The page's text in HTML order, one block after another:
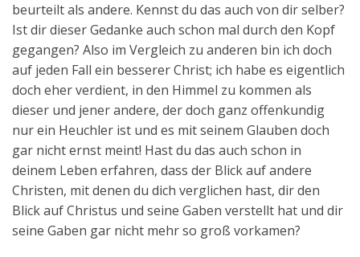
beurteilt als andere. Kennst du das auch von dir selber?
Ist dir dieser Gedanke auch schon mal durch den Kopf
gegangen? Also im Vergleich zu anderen bin ich doch
auf jeden Fall ein besserer Christ; ich habe es eigentlich
doch eher verdient, in den Himmel zu kommen als
dieser und jener andere, der doch ganz offenkundig
nur ein Heuchler ist und es mit seinem Glauben doch
gar nicht ernst meint! Hast du das auch schon in
deinem Leben erfahren, dass der Blick auf andere
Christen, mit denen du dich verglichen hast, dir den
Blick auf Christus und seine Gaben verstellt hat und dir
seine Gaben gar nicht mehr so groß vorkamen?